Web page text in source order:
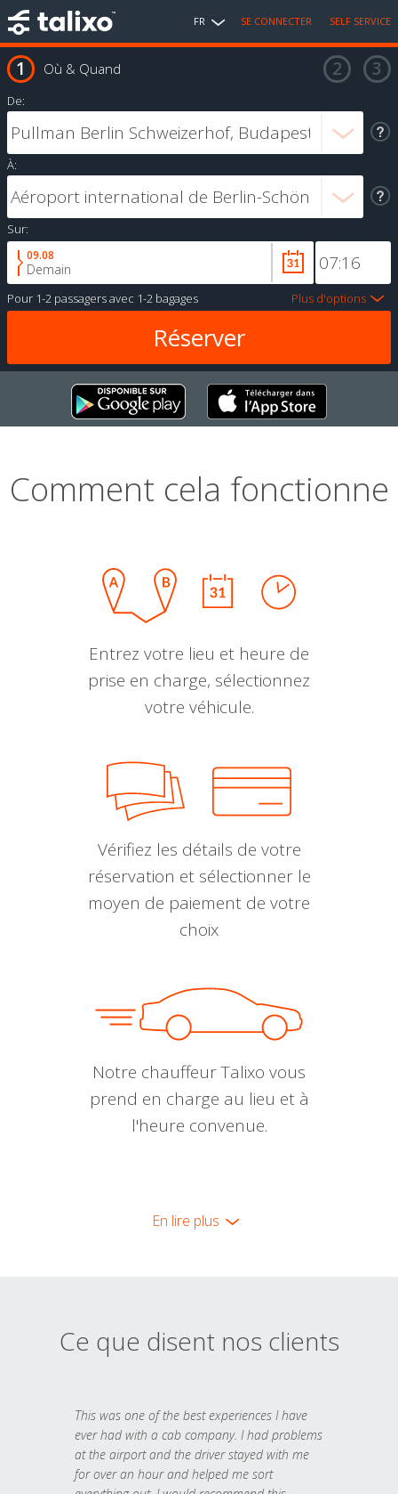
FR SE CONNECTER SELF SERVICE
Où & Quand
De:
À:
Sur:
09.08
Demain
Pour 1-2 passagersavec 1-2 bagages Plus d'options
Comment cela fonctionne
Entrez votre lieu et heure de
prise en charge, sélectionnez
votre véhicule.
Vérifiez les détails de votre
réservation et sélectionner le
moyen de paiement de votre
choix
Notre chauffeur Talixo vous
prend en charge au lieu et à
l'heure convenue.
En lire plus
Ce que disent nos clients
This was one of the best experiences I have
ever had with a cab company. I had problems
at the airport and the driver stayed with me
for over an hour and helped me sort